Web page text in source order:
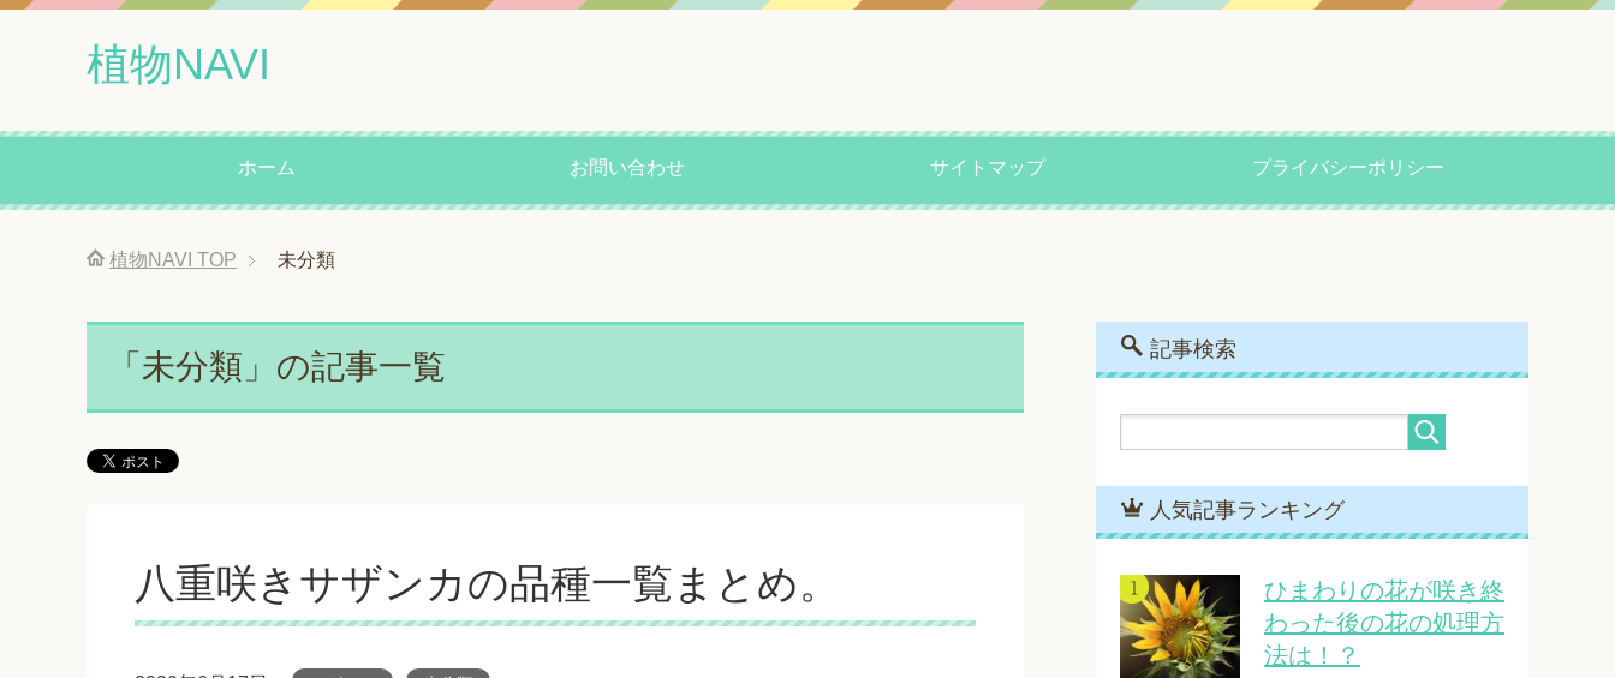
植物NAVI
ホーム お問い合わせ サイトマップ プライバシーポリシー
植物NAVI TOP 未分類
「未分類」の記事一覧
八重咲きサザンカの品種一覧まとめ。
記事検索
人気記事ランキング
ひまわりの花が咲き終
わった後の花の処理方
法は！？